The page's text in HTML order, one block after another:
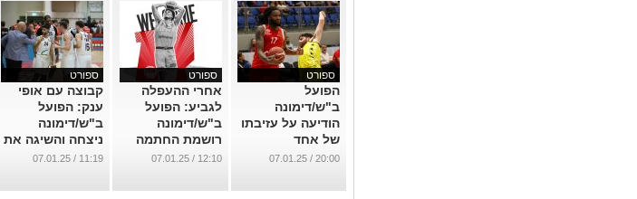
ספורט
הפועל
ב"ש/דימונה
הודיעה על עזיבתו
של אחד
משחקניה הזרים
20:00 / 07.01.25
ספורט
אחרי ההעפלה
לגביע: הפועל
ב"ש/דימונה
רושמת החתמה
מסקרנת
12:10 / 07.01.25
ספורט
קבוצה עם אופי
ענק: הפועל
ב"ש/דימונה
ניצחה והשיגה את
הכרטיס לגביע
11:19 / 07.01.25